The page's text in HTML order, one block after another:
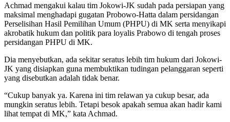
Achmad mengakui kalau tim Jokowi-JK sudah pada persiapan yang
maksimal menghadapi gugatan Probowo-Hatta dalam persidangan
Perselisihan Hasil Pemilihan Umum (PHPU) di MK serta menyikapi
akrobatik hukum dan politik para loyalis Prabowo di tengah proses
persidangan PHPU di MK.
Dia menyebutkan, ada sekitar seratus lebih tim hukum dari Jokowi-
JK yang disiapkan guna membuktikan tudingan pelanggaran seperti
yang disebutkan adalah tidak benar.
“Cukup banyak ya. Karena ini tim relawan ya cukup besar, ada
mungkin seratus lebih. Tetapi besok apakah semua akan hadir kami
lihat tempat di MK,” kata Achmad.